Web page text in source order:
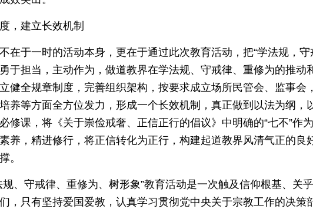
，建立长效机制
在于一时的活动本身，更在于通过此次教育活动，把“学法规，
于担当，主动作为，做道教界在学法规、守戒律、重修为的推动
健全规章制度，完善组织架构，按要求成立场所民管会、监事会
养等方面全方位发力，形成一个长效机制，真正做到以法为纲，
修课，将《关于崇俭戒奢、正信正行的倡议》中明确的“七不”作
养，精进修行，将正信转化为正行，构建起道教界风清气正的良
。
、守戒律、重修为、树形象”教育活动是一次触及信仰根基、关
，只有坚持爱国爱教，认真学习贯彻党中央关于宗教工作的决策